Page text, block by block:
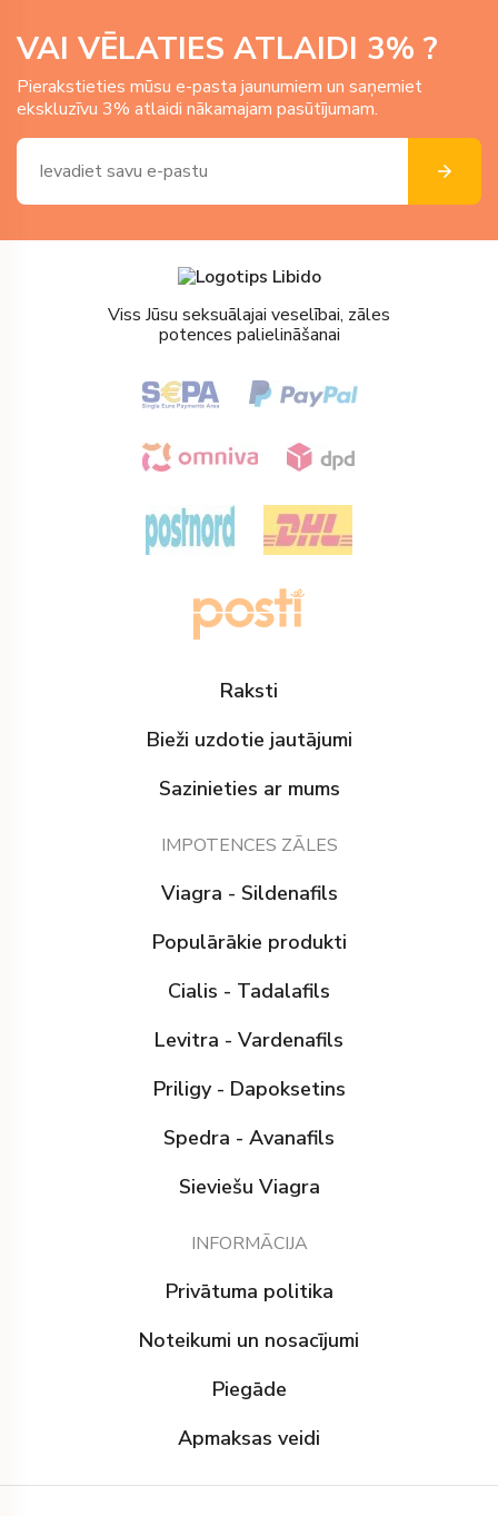
VAI VĒLATIES ATLAIDI 3% ?
Pierakstieties mūsu e-pasta jaunumiem un saņemiet
ekskluzīvu 3% atlaidi nākamajam pasūtījumam.
Viss Jūsu seksuālajai veselībai, zāles
potences palielināšanai
Raksti
Bieži uzdotie jautājumi
Sazinieties ar mums
IMPOTENCES ZĀLES
Viagra - Sildenafils
Populārākie produkti
Cialis - Tadalafils
Levitra - Vardenafils
Priligy - Dapoksetins
Spedra - Avanafils
Sieviešu Viagra
INFORMĀCIJA
Privātuma politika
Noteikumi un nosacījumi
Piegāde
Apmaksas veidi